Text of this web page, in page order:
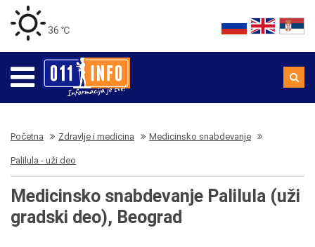
36 ℃
Početna Zdravlje i medicina Medicinsko snabdevanje
Palilula - uži deo
Medicinsko snabdevanje Palilula (uži
gradski deo), Beograd